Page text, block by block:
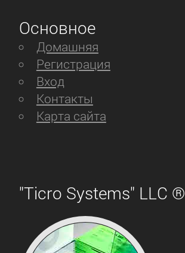
Основное
Домашняя
Регистрация
Вход
Контакты
Карта сайта
"Ticro Systems" LLC ®